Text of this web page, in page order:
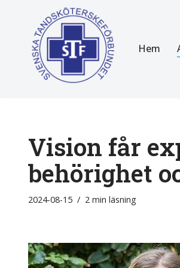
Hoppa
innehåll
Hem
FÖR MEDLEMMAR
Medlemserbjudanden
Certifiering
Tidningen Tandsköterskan
Kurser
Vision får
behörighet
2024-08-15 2 min läsning